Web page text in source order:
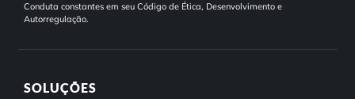
Conduta constantes em seu Código de Ética, Desenvolvimento e
Autorregulação.
SOLUÇÕES